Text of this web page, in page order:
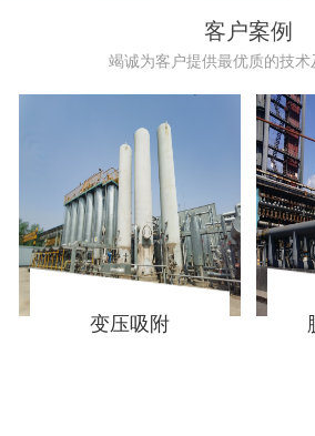
客户案例
竭诚为客户提供最优质的技术
变压吸附